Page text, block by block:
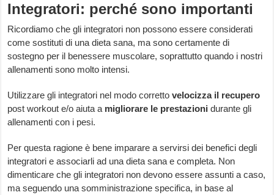
Integratori: perché sono importanti
Ricordiamo che gli integratori non possono essere considerati
come sostituti di una dieta sana, ma sono certamente di
sostegno per il benessere muscolare, soprattutto quando i nostri
allenamenti sono molto intensi.
Utilizzare gli integratori nel modo correttovelocizza il recupero
post workout e/o aiuta a migliorare le prestazioni durante gli
allenamenti con i pesi.
Per questa ragione è bene imparare a servirsi dei benefici degli
integratori e associarli ad una dieta sana e completa. Non
dimenticare che gli integratori non devono essere assunti a caso,
ma seguendo una somministrazione specifica, in base al